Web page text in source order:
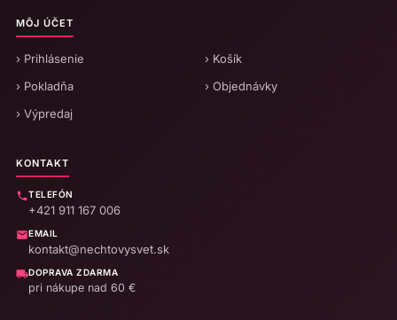
MÔJ ÚČET
› Prihlásenie
› Košík
› Pokladňa
› Objednávky
› Výpredaj
KONTAKT
TELEFÓN
+421 911 167 006
EMAIL
kontakt@nechtovysvet.sk
DOPRAVA ZDARMA
pri nákupe nad 60 €